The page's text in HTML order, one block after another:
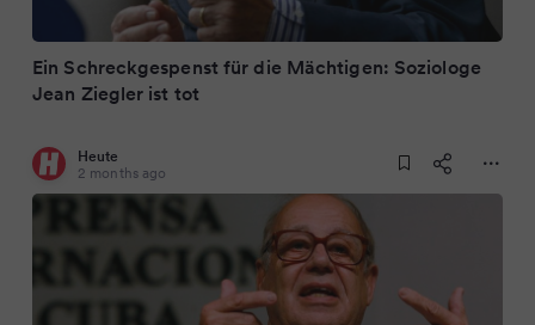
Ein Schreckgespenst für die Mächtigen: Soziologe
Jean Ziegler ist tot
Heute
2 months ago